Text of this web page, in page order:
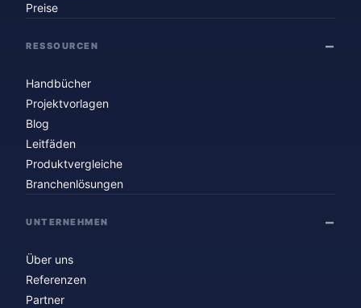
Preise
RESSOURCEN
Handbücher
Projektvorlagen
Blog
Leitfäden
Produktvergleiche
Branchenlösungen
UNTERNEHMEN
Über uns
Referenzen
Partner